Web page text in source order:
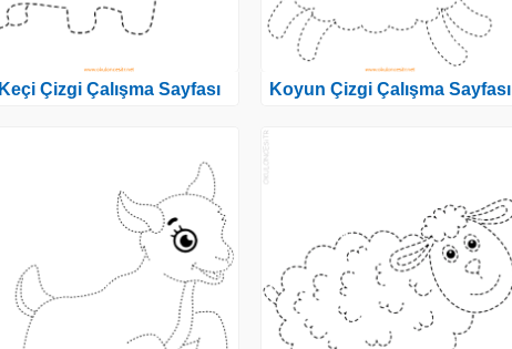
Keçi Çizgi Çalışma Sayfası Koyun Çizgi Çalışma Sayfası